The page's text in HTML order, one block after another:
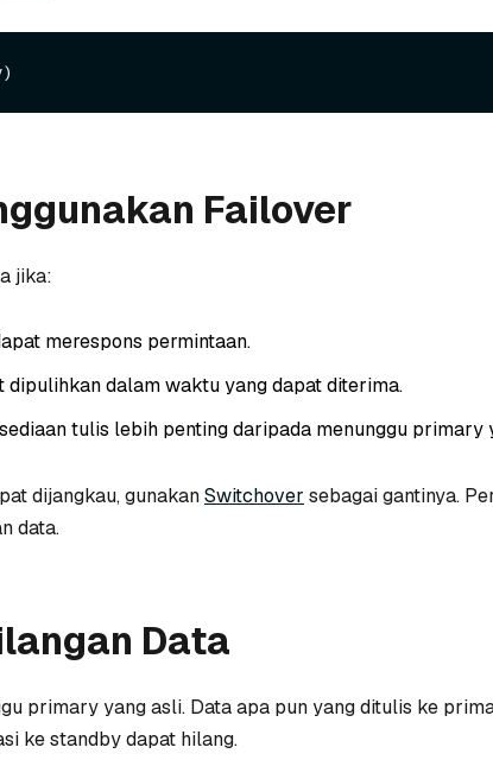
Failover
jika:
merespons permintaan.
dalam waktu yang dapat diterima.
tulis lebih penting daripada menunggu primary
dijangkau, gunakanSwitchover sebagai gantinya.
data.
Data
primary yang asli. Data apa pun yang ditulis ke
ke standby dapat hilang.